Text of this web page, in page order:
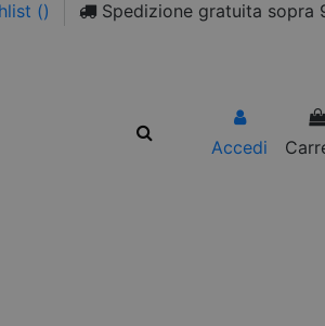
() Spedizione gratuita sopra
Accedi